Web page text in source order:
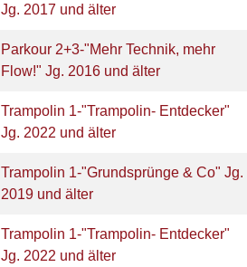
Jg. 2017 und älter
Parkour 2+3-"Mehr Technik, mehr
Flow!" Jg. 2016 und älter
Trampolin 1-"Trampolin- Entdecker"
Jg. 2022 und älter
Trampolin 1-"Grundsprünge & Co" Jg.
2019 und älter
Trampolin 1-"Trampolin- Entdecker"
Jg. 2022 und älter